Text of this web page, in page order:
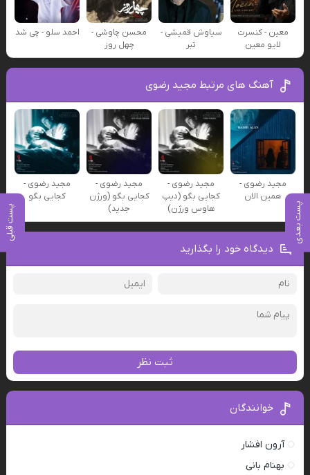
پست بعدی پست قبلی
معین - کنسرت
لایو معین
سیاوش قمیشی -
تبر
محسن چاوشی -
چهل روز
احمد سلو - چی شد
آهنگ های مرتبط مجید رضوی
مجید رضوی -
همین الان
مجید رضوی -
کجایی بگو (دیپ
هاوس ورژن)
مجید رضوی -
کجایی بگو (ورژن
جدید)
مجید رضوی -
کجایی بگو
دیدگاه خود را بگذارید
ثبت نظر
خوانندگان
آرون افشار
بهنام بانی